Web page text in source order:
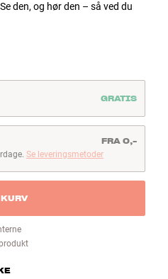
den, og hør den – så ved du
GRATIS
Se leveringsmetoder
FRA 0,-